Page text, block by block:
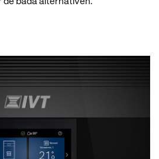
de båda alternativen.